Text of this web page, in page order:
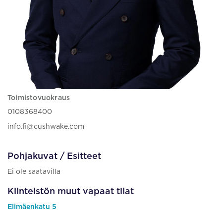
Toimistovuokraus
0108368400
info.fi@cushwake.com
Pohjakuvat / Esitteet
Ei ole saatavilla
Kiinteistön muut vapaat tilat
Elimäenkatu 5